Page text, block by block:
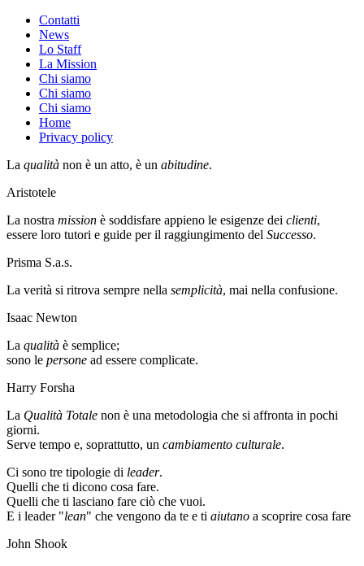
Contatti
News
Lo Staff
La Mission
Chi siamo
Chi siamo
Chi siamo
Home
Privacy policy
La qualità non è un atto, è un abitudine.
Aristotele
La nostra mission è soddisfare appieno le esigenze dei clienti,
essere loro tutori e guide per il raggiungimento del Successo.
Prisma S.a.s.
La verità si ritrova sempre nella semplicità, mai nella confusione.
Isaac Newton
La qualità è semplice;
sono le persone ad essere complicate.
Harry Forsha
La Qualità Totale non è una metodologia che si affronta in pochi
giorni.
Serve tempo e, soprattutto, un cambiamento culturale.
Ci sono tre tipologie di leader.
Quelli che ti dicono cosa fare.
Quelli che ti lasciano fare ciò che vuoi.
E i leader "lean" che vengono da te e ti aiutano a scoprire cosa fare
John Shook